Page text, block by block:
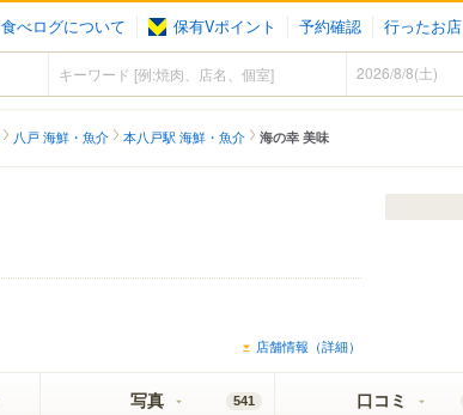
食べログについて 保有Vポイント 予約確認 行ったお店
八戸 海鮮・魚介 本八戸駅 海鮮・魚介 海の幸 美味
店舗情報（詳細）
写真 541 口コミ